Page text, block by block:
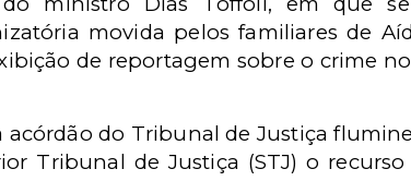
movida pelos familiares de
de reportagem sobre o crime
do Tribunal de Justiça
Tribunal de Justiça (STJ) o